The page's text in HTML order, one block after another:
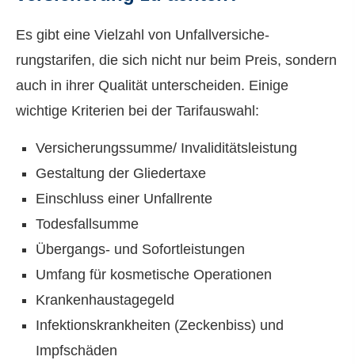
Es gibt eine Vielzahl von Unfall­ver­si­che­
rungstarifen, die sich nicht nur beim Preis, sondern
auch in ihrer Qualität unterscheiden. Einige
wichtige Kriterien bei der Tarifauswahl:
Versicherungssumme/ Invaliditätsleistung
Gestaltung der Gliedertaxe
Einschluss einer Unfallrente
Todesfallsumme
Übergangs- und Sofortleistungen
Umfang für kosmetische Operationen
Krankenhaustagegeld
Infektionskrankheiten (Zeckenbiss) und
Impfschäden